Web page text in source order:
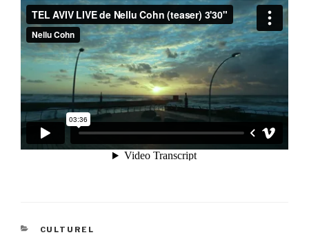
CATEGORIES
CULTUREL